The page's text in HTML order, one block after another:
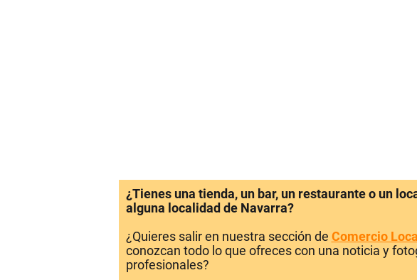
¿Tienes una tienda, un bar, un restaurante o un
alguna localidad de Navarra?
¿Quieres salir en nuestra sección de Comercio Local
conozcan todo lo que ofreces con una noticia y
profesionales?